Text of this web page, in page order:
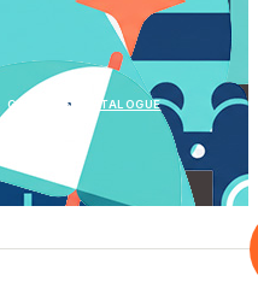
GALERIES CATALOGUE